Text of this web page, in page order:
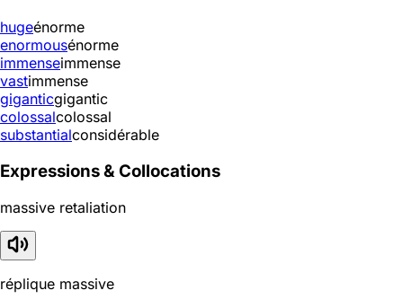
hugeénorme
enormousénorme
immenseimmense
vastimmense
giganticgigantic
colossalcolossal
substantialconsidérable
Expressions & Collocations
massive retaliation
réplique massive